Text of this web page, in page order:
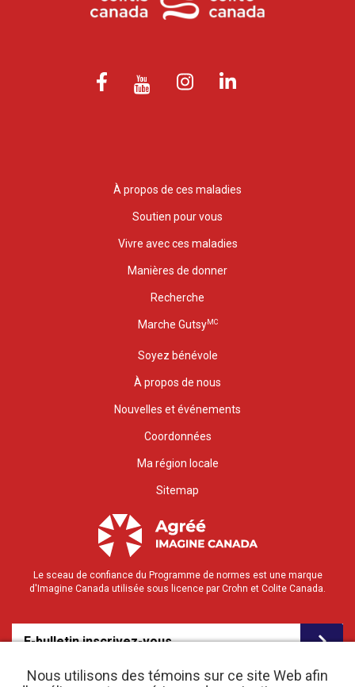
Nous utilisons des témoins sur ce site Web afin
À propos de ces maladies
Soutien pour vous
Vivre avec ces maladies
Manières de donner
Recherche
Marche GutsyMC
Soyez bénévole
À propos de nous
Nouvelles et événements
Coordonnées
Ma région locale
Sitemap
Le sceau de confiance du Programme de normes est une marque
d'Imagine Canada utilisée sous licence par Crohn et Colite Canada.
E-bulletin inscrivez-vous